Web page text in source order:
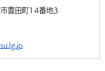
豊田町14番地3